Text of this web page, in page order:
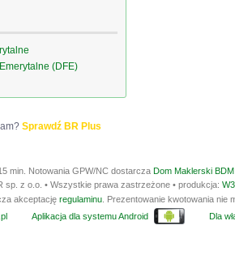
(DFE)
Sprawdź BR Plus
min. Notowania GPW/NC dostarcza Dom Maklerski
sp. z o.o. • Wszystkie prawa zastrzeżone • produkcja:
akceptację regulaminu . Prezentowanie kwotowania
Aplikacja dla systemu Android Dla